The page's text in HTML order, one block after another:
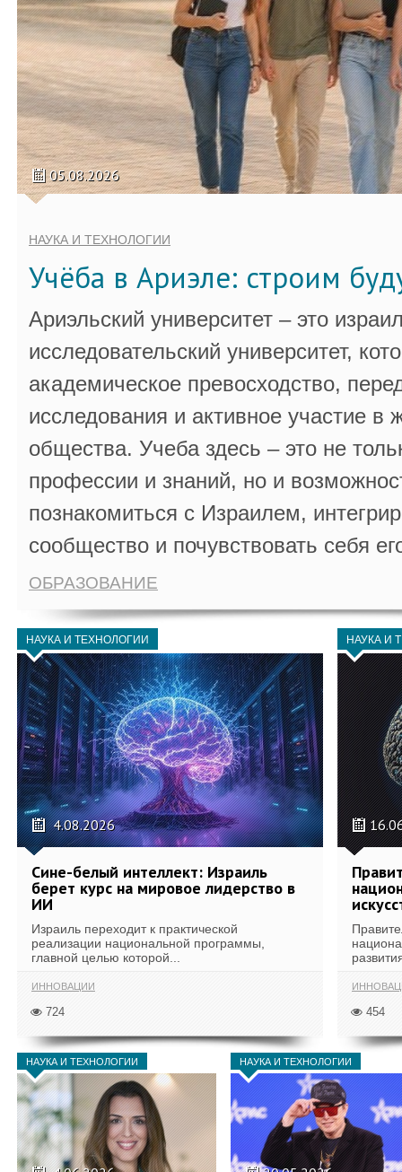
05.08.2026
НАУКА И ТЕХНОЛОГИИ
Учёба в Ариэле: строим
Ариэльский университет – это
исследовательский университет,
академическое превосходство,
исследования и активное участие в
общества. Учеба здесь – это не
профессии и знаний, но и
познакомиться с Израилем,
сообщество и почувствовать себя
ОБРАЗОВАНИЕ
НАУКА И ТЕХНОЛОГИИ
4.08.2026
Сине-белый интеллект: Израиль
берет курс на мировое лидерство в
ИИ
Израиль переходит к практической
реализации национальной программы,
главной целью которой...
ИННОВАЦИИ
724
НАУКА И
454
НАУКА И ТЕХНОЛОГИИ НАУКА И ТЕХНОЛОГИИ